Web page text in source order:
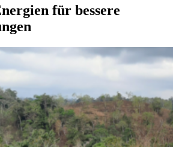
für bessere